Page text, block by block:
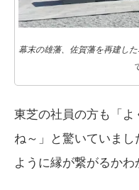
幕末の雄藩、佐賀藩を再建し
東芝の社員の方も「
ね～」と驚いていま
ように縁が繋がるかわ